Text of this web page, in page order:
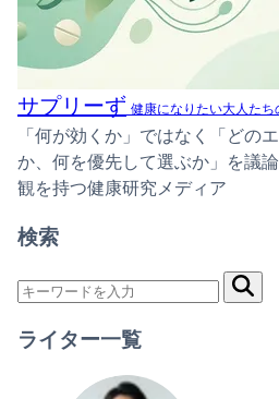
サプリーず 健康になりたい大人たち
「何が効くか」ではなく「どの
か、何を優先して選ぶか」を議
観を持つ健康研究メディア
検索
ライター一覧